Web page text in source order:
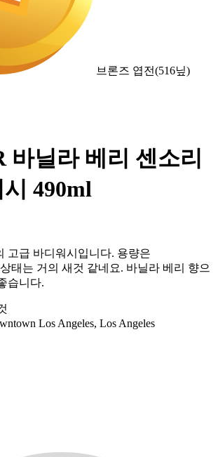
브론즈 엽전(516닢)
바닐라 베리 센소리
490ml
고급 바디워시입니다. 용량은
태는 거의 새것 같네요. 바닐라 베리 향으
습니다.
Los Angeles, Los Angeles